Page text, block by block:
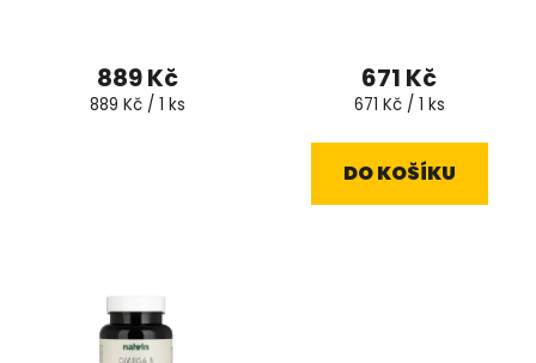
889 Kč
Měrná
889 Kč / 1 ks
671 Kč
Měrná
671 Kč / 1 ks
DO KOŠÍKU